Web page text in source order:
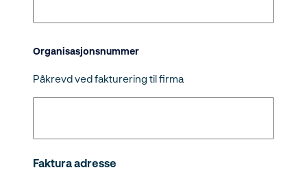
Organisasjonsnummer
Påkrevd ved fakturering til firma
Faktura adresse